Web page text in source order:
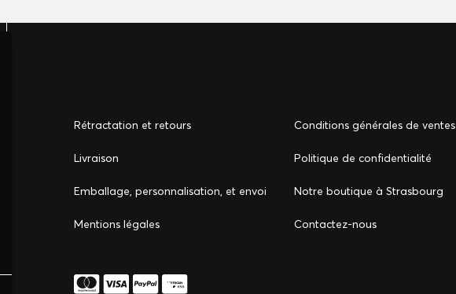
Rétractation et retours
Livraison
Emballage, personnalisation, et envoi
Mentions légales
Conditions générales de ventes
Politique de confidentialité
Notre boutique à Strasbourg
Сontactez-nous